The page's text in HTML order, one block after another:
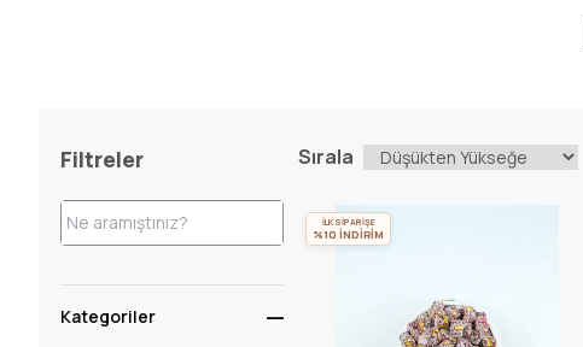
Filtreler
Kategoriler
Sırala
İLK SİPARİŞE
%10 İNDİRİM